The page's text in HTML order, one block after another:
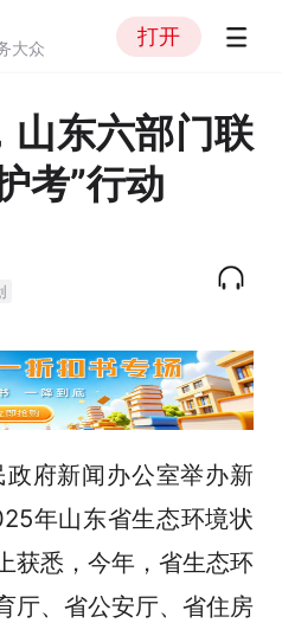
大众
打开
山东六部门联
考”行动
府新闻办公室举办新
年山东省生态环境状
获悉，今年，省生态环
厅、省公安厅、省住房